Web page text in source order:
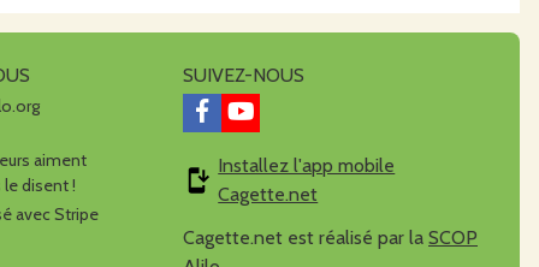
aiment
disent !
avec Stripe
SUIVEZ-NOUS
Installez l'app mobile
Cagette.net
Cagette.net est réalisé par la SCOP